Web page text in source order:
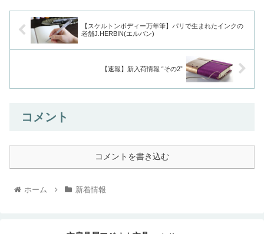
【スケルトンボディー万年筆】パリで生まれたインクの
老舗J.HERBIN(エルバン)
【速報】新入荷情報 “その2”
コメント
コメントを書き込む
ホーム 新着情報